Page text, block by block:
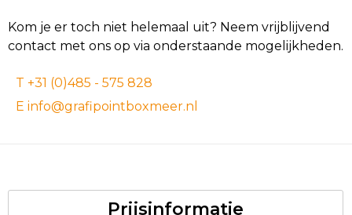
Kom je er toch niet helemaal uit? Neem vrijblijvend
contact met ons op via onderstaande mogelijkheden.
T +31 (0)485 - 575 828
E info@grafipointboxmeer.nl
Prijsinformatie